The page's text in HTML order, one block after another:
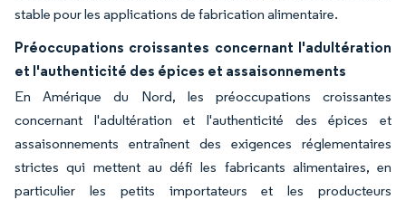
stable pour les applications de fabrication alimentaire.
Préoccupations croissantes concernant l'adultération
et l'authenticité des épices et assaisonnements
En Amérique du Nord, les préoccupations croissantes
concernant l'adultération et l'authenticité des épices et
assaisonnements entraînent des exigences réglementaires
strictes qui mettent au défi les fabricants alimentaires, en
particulier les petits importateurs et les producteurs